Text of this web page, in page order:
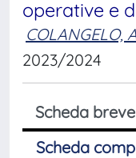
operative e
COLANGELO,
2023/2024
Scheda breve
Scheda